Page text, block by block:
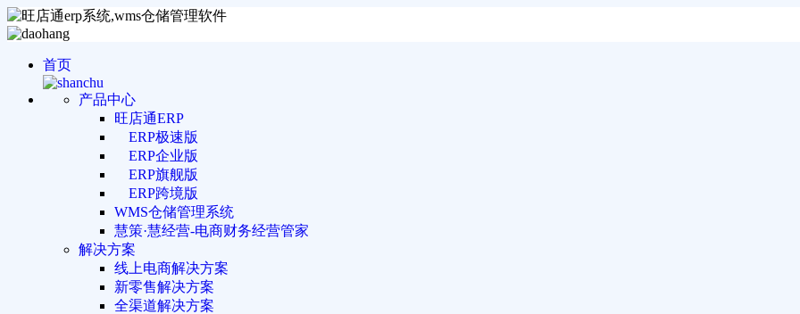
首页
产品中心
旺店通ERP
ERP极速版
ERP企业版
ERP旗舰版
ERP跨境版
WMS仓储管理系统
慧策·慧经营-电商财务经营管家
解决方案
线上电商解决方案
新零售解决方案
全渠道解决方案